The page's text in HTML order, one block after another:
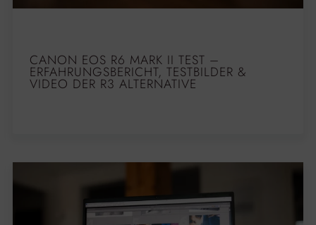
CANON EOS R6 MARK II TEST –
ERFAHRUNGSBERICHT, TESTBILDER &
VIDEO DER R3 ALTERNATIVE